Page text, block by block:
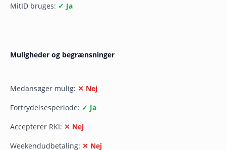
MitID bruges: ✓ Ja
Muligheder og begrænsninger
Medansøger mulig: ✕ Nej
Fortrydelsesperiode: ✓ Ja
Accepterer RKI: ✕ Nej
Weekendudbetaling: ✕ Nej